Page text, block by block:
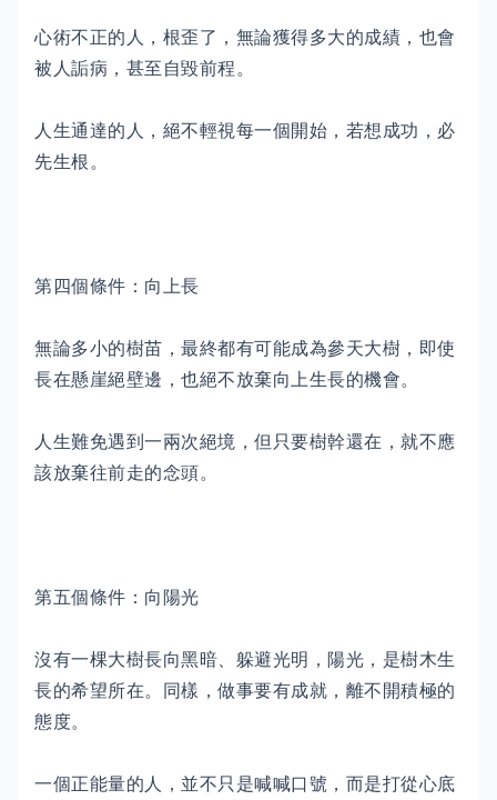
心術不正的人，根歪了，無論獲得多大的成績，也會
被人詬病，甚至自毀前程。
人生通達的人，絕不輕視每一個開始，若想成功，必
先生根。
第四個條件：向上長
無論多小的樹苗，最終都有可能成為參天大樹，即使
長在懸崖絕壁邊，也絕不放棄向上生長的機會。
人生難免遇到一兩次絕境，但只要樹幹還在，就不應
該放棄往前走的念頭。
第五個條件：向陽光
沒有一棵大樹長向黑暗、躲避光明，陽光，是樹木生
長的希望所在。同樣，做事要有成就，離不開積極的
態度。
一個正能量的人，並不只是喊喊口號，而是打從心底